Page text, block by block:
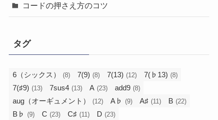
コードの押さえ方のコツ
タグ
6（シックス） (8) 7(9) (8) 7(13) (12) 7(♭13) (8)
7(♯9) (13) 7sus4 (13) A (23) add9 (8)
aug（オーギュメント） (12) A♭ (9) A♯ (11) B (22)
B♭ (9) C (23) C♯ (11) D (23)